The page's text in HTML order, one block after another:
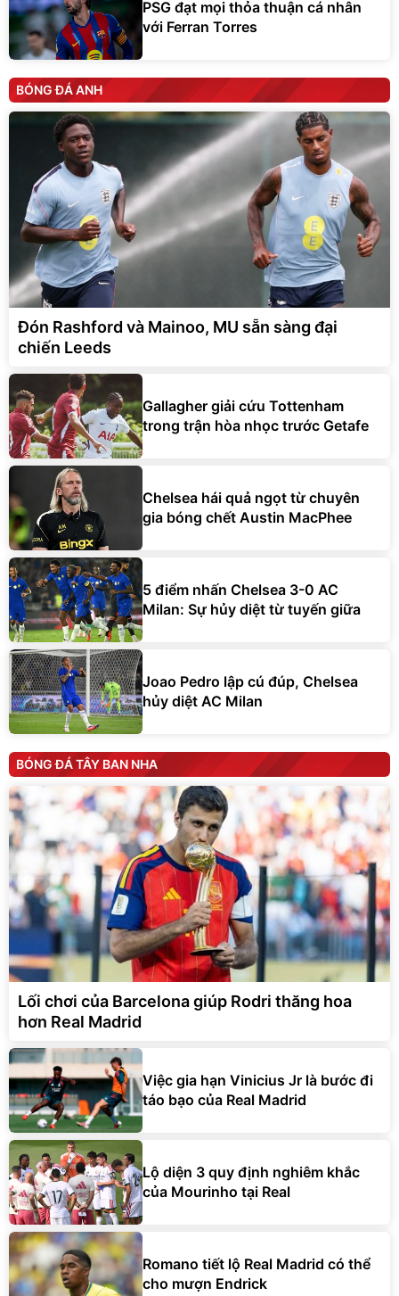
PSG đạt mọi thỏa thuận cá nhân
với Ferran Torres
BÓNG ĐÁ ANH
Đón Rashford và Mainoo, MU sẵn sàng đại
chiến Leeds
Gallagher giải cứu Tottenham
trong trận hòa nhọc trước Getafe
Chelsea hái quả ngọt từ chuyên
gia bóng chết Austin MacPhee
5 điểm nhấn Chelsea 3-0 AC
Milan: Sự hủy diệt từ tuyến giữa
Joao Pedro lập cú đúp, Chelsea
hủy diệt AC Milan
BÓNG ĐÁ TÂY BAN NHA
Lối chơi của Barcelona giúp Rodri thăng hoa
hơn Real Madrid
Việc gia hạn Vinicius Jr là bước đi
táo bạo của Real Madrid
Lộ diện 3 quy định nghiêm khắc
của Mourinho tại Real
Romano tiết lộ Real Madrid có thể
cho mượn Endrick